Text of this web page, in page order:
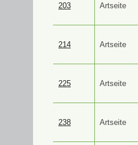
203 Artseite
214 Artseite
225 Artseite
238 Artseite